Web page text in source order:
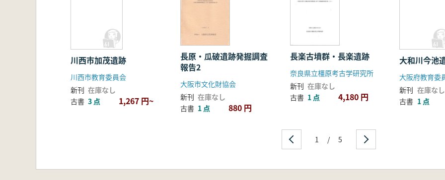
川西市加茂遺跡
川西市教育委員会
新刊 在庫なし
古書 3 点 1,267 円~
長原・瓜破遺跡発掘調査
報告2
大阪市文化財協会
新刊 在庫なし
古書 1 点 880 円
長楽古墳群・長楽遺跡
奈良県立橿原考古学研究所
新刊 在庫なし
古書 1 点 4,180 円
大和川今池
大阪府教育委
新刊 在庫なし
古書 1 点
1 / 5